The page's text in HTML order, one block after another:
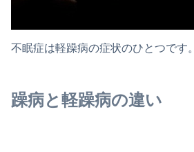
不眠症は軽躁病の症状のひとつです。
躁病と軽躁病の違い